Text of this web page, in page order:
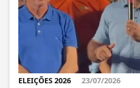
ELEIÇÕES 2026 23/07/2026